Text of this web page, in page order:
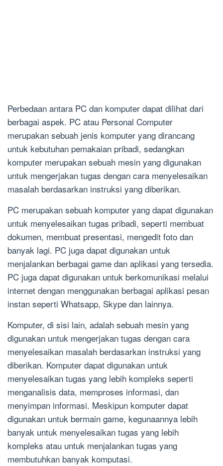
Perbedaan antara PC dan komputer dapat dilihat dari
berbagai aspek. PC atau Personal Computer
merupakan sebuah jenis komputer yang dirancang
untuk kebutuhan pemakaian pribadi, sedangkan
komputer merupakan sebuah mesin yang digunakan
untuk mengerjakan tugas dengan cara menyelesaikan
masalah berdasarkan instruksi yang diberikan.
PC merupakan sebuah komputer yang dapat digunakan
untuk menyelesaikan tugas pribadi, seperti membuat
dokumen, membuat presentasi, mengedit foto dan
banyak lagi. PC juga dapat digunakan untuk
menjalankan berbagai game dan aplikasi yang tersedia.
PC juga dapat digunakan untuk berkomunikasi melalui
internet dengan menggunakan berbagai aplikasi pesan
instan seperti Whatsapp, Skype dan lainnya.
Komputer, di sisi lain, adalah sebuah mesin yang
digunakan untuk mengerjakan tugas dengan cara
menyelesaikan masalah berdasarkan instruksi yang
diberikan. Komputer dapat digunakan untuk
menyelesaikan tugas yang lebih kompleks seperti
menganalisis data, memproses informasi, dan
menyimpan informasi. Meskipun komputer dapat
digunakan untuk bermain game, kegunaannya lebih
banyak untuk menyelesaikan tugas yang lebih
kompleks atau untuk menjalankan tugas yang
membutuhkan banyak komputasi.